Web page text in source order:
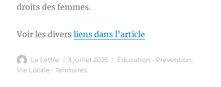
droits des femmes.
Voir les diversliens dans l’article
Auteur
La Lettre
Publié
le
3 juillet 2025 Catégories
Éducation - Prévention
Vie Locale - Territoires